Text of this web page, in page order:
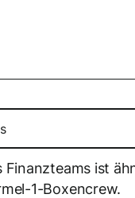
Finanzteams ist
1-Boxencrew.